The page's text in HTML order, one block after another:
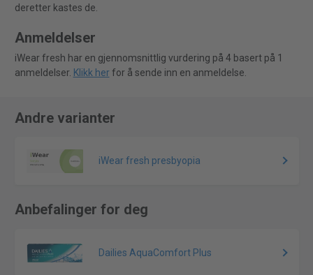
deretter kastes de.
Anmeldelser
iWear fresh har en gjennomsnittlig vurdering på 4 basert på 1
anmeldelser. Klikk herfor å sende inn en anmeldelse.
Andre varianter
iWear fresh presbyopia
Anbefalinger for deg
Dailies AquaComfort Plus